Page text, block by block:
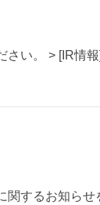
さい。 > [IR情
するお知らせ